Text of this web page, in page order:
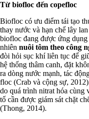
Từ biofloc đến copefloc
Biofloc có ưu điểm tái tạo
thay nước và hạn chế lây
biofloc đang được ứng
nhiên nuôi tôm theo công
đòi hỏi sục khí liên tục để
hệ thống thâm canh, đặt
ra dòng nước mạnh, tác
floc (Crab và cộng sự,
do quá trình nitrat hóa cùng
tố cần được giám sát chặt
(Thong, 2014).